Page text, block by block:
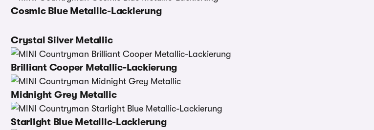
Cosmic Blue Metallic-Lackierung
Crystal Silver Metallic
Brilliant Cooper Metallic-Lackierung
Midnight Grey Metallic
Starlight Blue Metallic-Lackierung